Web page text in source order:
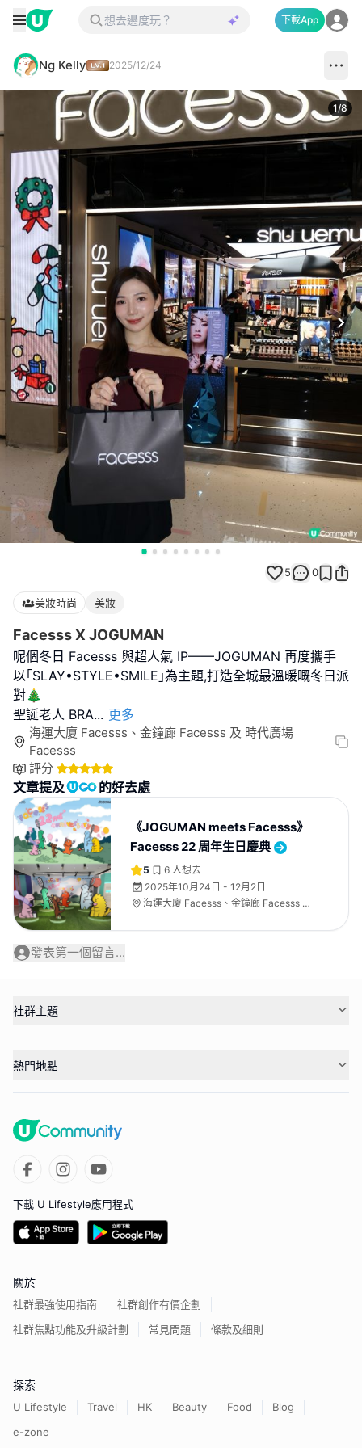
下載App
Ng Kelly 2025/12/24
1/8
5 0
美妝時尚 美妝
Facesss X JOGUMAN
呢個冬日 Facesss 與超人氣 IP——JOGUMAN 再度攜手
以｢SLAY•STYLE•SMILE｣為主題,打造全城最溫暖嘅冬日派
對🎄
聖誕老人 BRA... 更多
海運大廈 Facesss、金鐘廊 Facesss 及 時代廣場
Facesss
評分
文章提及 的好去處
《JOGUMAN meets Facesss》
Facesss 22 周年生日慶典
5 6 人想去
2025年10月24日 - 12月2日
海運大廈 Facesss、金鐘廊 Facesss 及
發表第一個留言...
社群主題
熱門地點
下載 U Lifestyle應用程式
關於
社群最強使用指南
社群創作有價企劃
社群焦點功能及升級計劃
常見問題 條款及細則
探索
U Lifestyle Travel HK Beauty Food
Blog
e-zone